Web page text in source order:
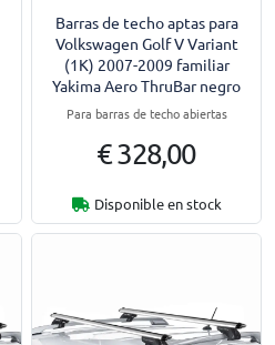
Barras de techo aptas para
Volkswagen Golf V Variant
(1K) 2007-2009 familiar
Yakima Aero ThruBar negro
Para barras de techo abiertas
€ 328,00
Disponible en stock